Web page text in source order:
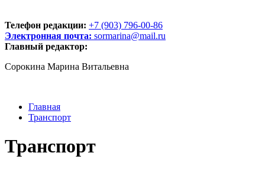
Телефон редакции: +7 (903) 796-00-86
Электронная почта: sormarina@mail.ru
Главный редактор:
Сорокина Марина Витальевна
Главная
Транспорт
Транспорт